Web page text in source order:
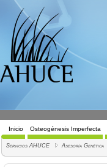
Inicio Osteogénesis Imperfecta
Servicios AHUCE Asesoría Genética